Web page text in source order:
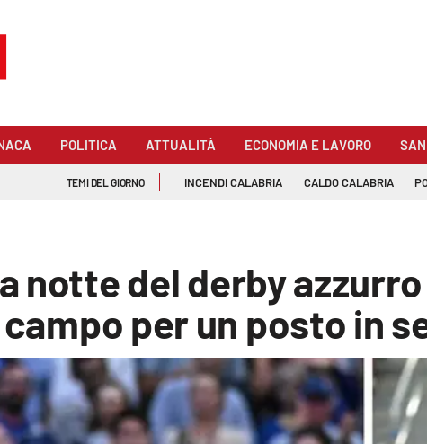
POLITICA ATTUALITÀ ECONOMIA E LAVORO
TEMI DEL GIORNO INCENDI CALABRIA CALDO CALABRIA
notte del derby
per un posto in